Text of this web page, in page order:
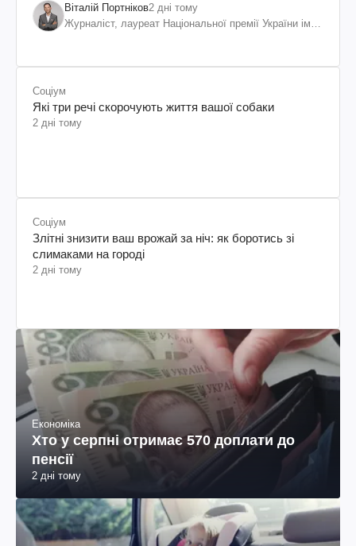
Віталій Портніков2 дні тому
Журналіст, лауреат Національної премії України ім.
Соціум
Які три речі скорочують життя вашої собаки
2 дні тому
Соціум
Злітні знизити ваш врожай за ніч: як боротись зі
слимаками на городі
2 дні тому
Економіка
Хто у серпні отримає 570 доплати до
пенсії
2 дні тому